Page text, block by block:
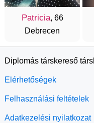
Patricia, 66
Debrecen
Diplomás társkereső
Elérhetőségek
Felhasználási feltételek
Adatkezelési nyilatkozat